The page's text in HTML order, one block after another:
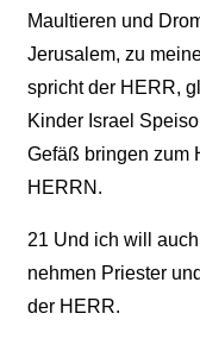
Maultieren und
Jerusalem, zu
spricht der HERR,
Kinder Israel
Gefäß bringen zum
HERRN.
21 Und ich will
nehmen Priester
der HERR.